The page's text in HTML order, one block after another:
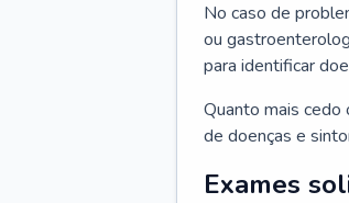
No caso de
ou
para identificar
Quanto mais cedo
de doenças e
Exames